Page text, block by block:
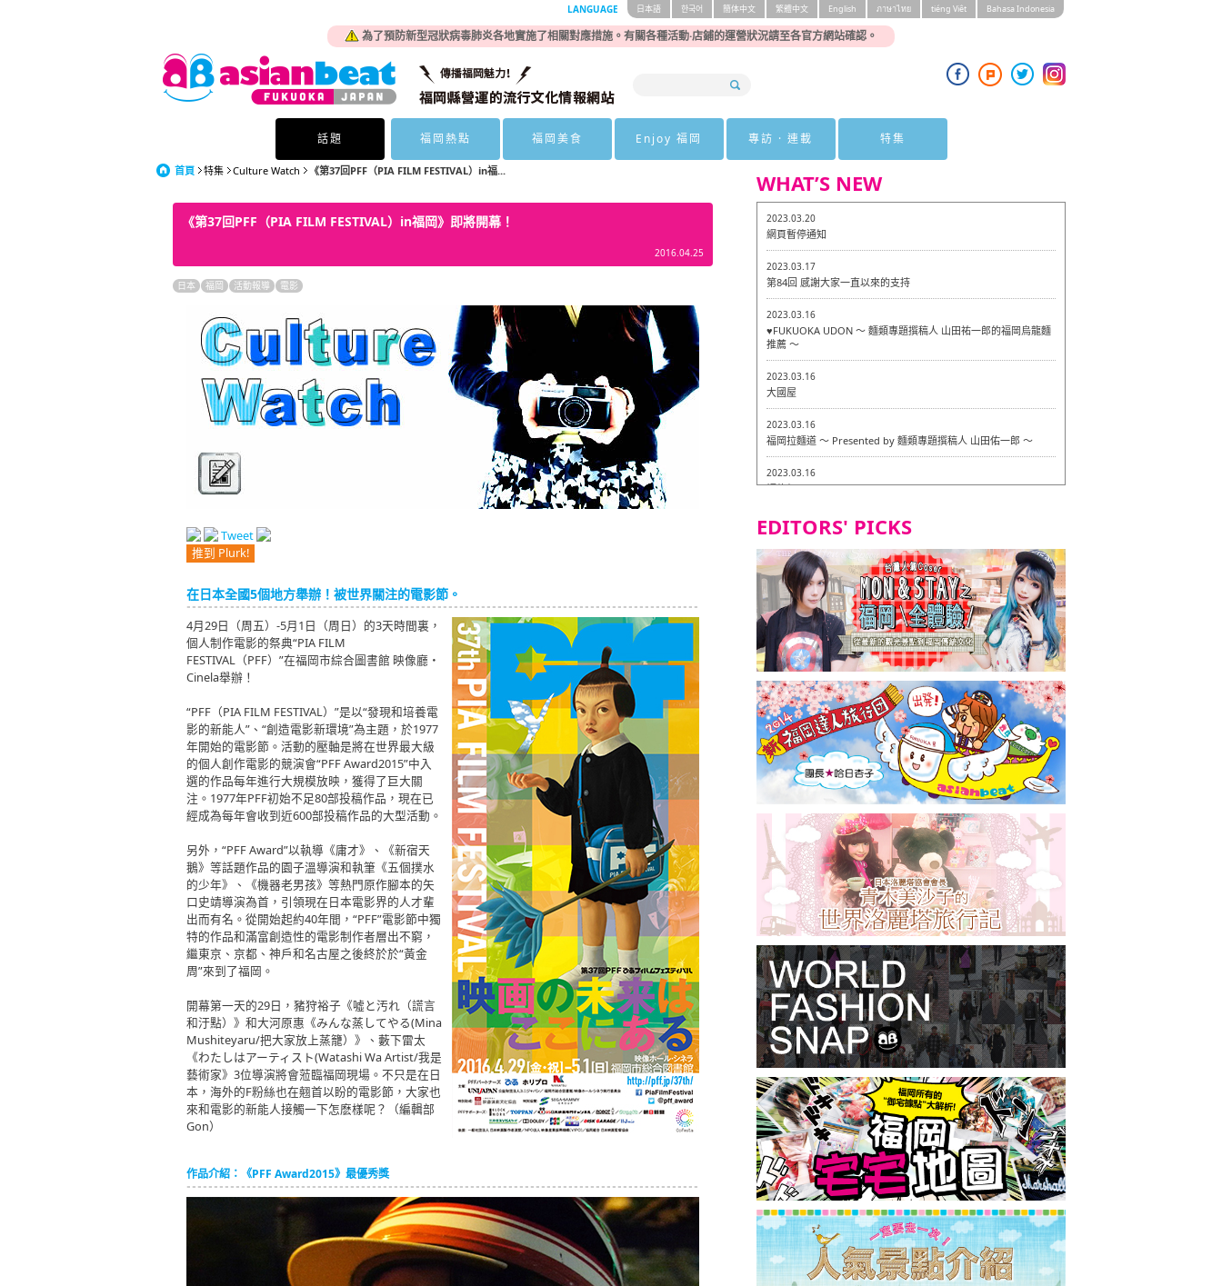
為了預防新型冠狀病毒肺炎各地實施了相關對應措施。有關各種活動·店鋪的運營狀況請至各官方網站確認。
LANGUAGE 日本語 한국어 簡体中文 繁體中文 English ภาษาไทย tiéng Viêt Bahasa Indonesia
話題 福岡熱點 福岡美食 Enjoy 福岡 專訪 · 連載 特集
首頁 特集 Culture Watch 《第37回PFF（PIA FILM FESTIVAL）in福...
《第37回PFF（PIA FILM FESTIVAL）in福岡》即將開幕！
2016.04.25
日本 福岡 活動報導 電影
Tweet
推到 Plurk!
在日本全國5個地方舉辦！被世界關注的電影節。
4月29日（周五）-5月1日（周日）的3天時間裏，
個人制作電影的祭典“PIA FILM
FESTIVAL（PFF）”在福岡市綜合圖書館 映像廳・
Cinela舉辦！
“PFF（PIA FILM FESTIVAL）”是以“發現和培養電
影的新能人”、“創造電影新環境”為主題，於1977
年開始的電影節。活動的壓軸是將在世界最大級
的個人創作電影的競演會“PFF Award2015”中入
選的作品每年進行大規模放映，獲得了巨大關
注。1977年PFF初始不足80部投稿作品，現在已
經成為每年會收到近600部投稿作品的大型活動。
另外，“PFF Award”以執導《庸才》、《新宿天
鵝》等話題作品的園子溫導演和執筆《五個撲水
的少年》、《機器老男孩》等熱門原作腳本的矢
口史靖導演為首，引領現在日本電影界的人才輩
出而有名。從開始起約40年間，“PFF”電影節中獨
特的作品和滿富創造性的電影制作者層出不窮，
繼東京、京都、神戶和名古屋之後終於於“黃金
周”來到了福岡。
開幕第一天的29日，豬狩裕子《噓と汚れ（謊言
和汙點）》和大河原惠《みんな蒸してやる(Mina
Mushiteyaru/把大家放上蒸籠）》、藪下雷太
《わたしはアーティスト(Watashi Wa Artist/我是
藝術家》3位導演將會蒞臨福岡現場。不只是在日
本，海外的F粉絲也在翹首以盼的電影節，大家也
來和電影的新能人接觸一下怎麽樣呢？（編輯部
Gon）
作品介紹：《PFF Award2015》最優秀獎
WHAT’S NEW
2023.03.20
網頁暫停通知
2023.03.17
第84回 感謝大家一直以來的支持
2023.03.16
♥FUKUOKA UDON ～ 麵類專題撰稿人 山田祐一郎的福岡烏龍麵
推薦 ～
2023.03.16
大國屋
2023.03.16
福岡拉麵道 〜 Presented by 麵類專題撰稿人 山田佑一郎 〜
2023.03.16
福龍軒
2023.03.07
Isogiyokarazu 博多總店 〜 嚴格素食主義・素食主義者的菜單試
的試吃之旅 in 福岡市！ 〜
2023.03.07
嚴格素食主義・素食主義者的菜單試的試吃之旅 in 福岡市！
2023.03.02
Little Stand 大名店 〜 嚴格素食主義・素食主義者的菜單試的試
吃之旅 in 福岡市！ 〜
2023.02.28
東築軒 折尾本社烏冬店
EDITORS' PICKS